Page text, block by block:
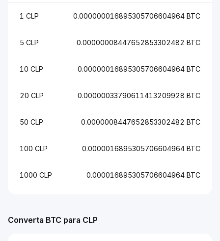
Converta BTC para CLP
1 CLP 0.000000016895305706604964 BTC
5 CLP 0.00000008447652853302482 BTC
10 CLP 0.00000016895305706604964 BTC
20 CLP 0.00000033790611413209928 BTC
50 CLP 0.0000008447652853302482 BTC
100 CLP 0.0000016895305706604964 BTC
1000 CLP 0.000016895305706604964 BTC